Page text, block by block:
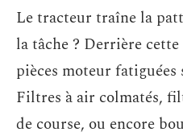
Le tracteur traîne la
la tâche ? Derrière
pièces moteur
Filtres à air colmatés,
de course, ou encore